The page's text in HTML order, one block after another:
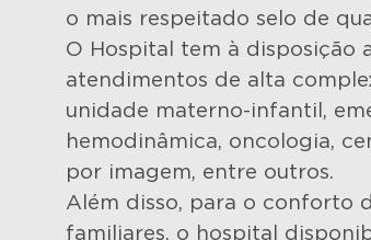
o mais respeitado selo de
O Hospital tem à disposição
atendimentos de alta
unidade materno-infantil,
hemodinâmica, oncologia,
por imagem, entre outros.
Além disso, para o conforto
familiares, o hospital